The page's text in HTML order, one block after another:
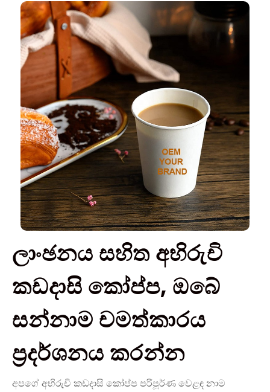
ලාංඡනය සහිත අභිරුචි
කඩදාසි කෝප්ප, ඔබේ
සන්නාම චමත්කාරය
ප්‍රදර්ශනය කරන්න
අපගේ අභිරුචි කඩදාසි කෝප්ප පරිපූර්ණ වෙළඳ නාම